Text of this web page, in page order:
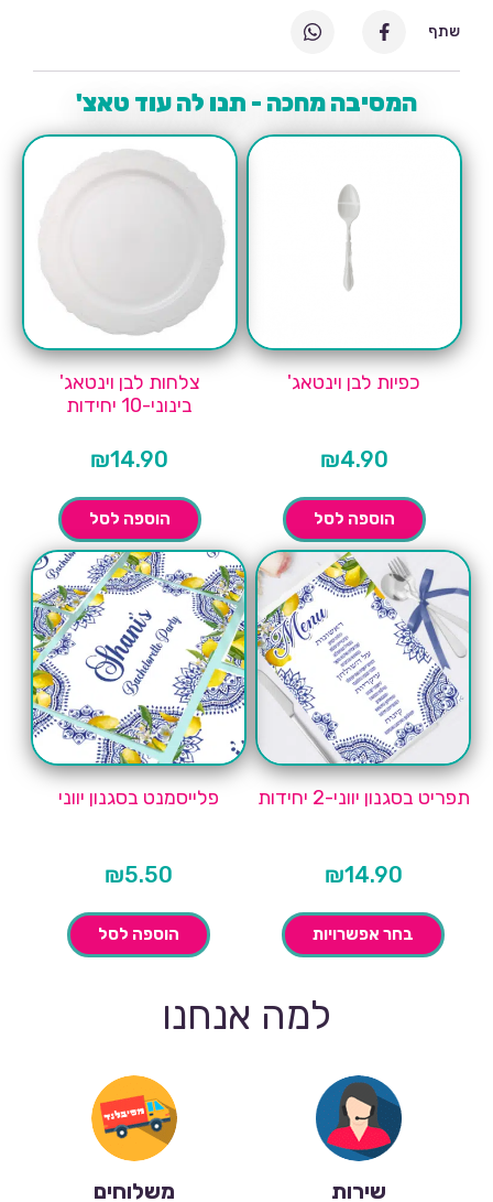
המסיבה מחכה - תנו לה עוד טאצ'
כפיות לבן וינטאג'
₪4.90
הוספה לסל
צלחות לבן וינטאג'
בינוני-10 יחידות
₪14.90
הוספה לסל
תפריט בסגנון יווני-2 יחידות
₪14.90
בחר אפשרויות
פלייסמנט בסגנון יווני
₪5.50
הוספה לסל
שתף
למה אנחנו
שירות משלוחים